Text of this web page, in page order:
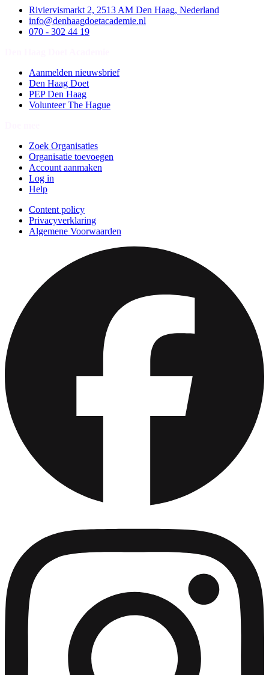
Riviervismarkt 2, 2513 AM Den Haag, Nederland
info@denhaagdoetacademie.nl
070 - 302 44 19
Aanmelden nieuwsbrief
Den Haag Doet
PEP Den Haag
Volunteer The Hague
Zoek Organisaties
Organisatie toevoegen
Account aanmaken
Log in
Help
Content policy
Privacyverklaring
Algemene Voorwaarden